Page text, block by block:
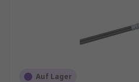
Historische Bauwerke
Auf Lager